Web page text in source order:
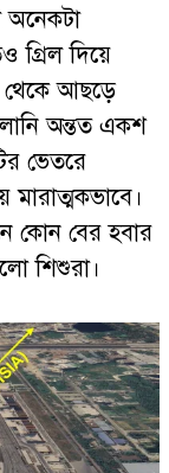
অনেকটা
গ্রিল দিয়ে
থেকে আছড়ে
অন্তত একশ
ভেতরে
মারাত্মকভাবে।
কোন বের হবার
শিশুরা।